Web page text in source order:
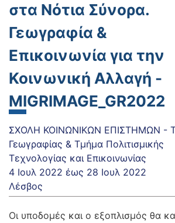
στα Νότια Σύνορα.
Γεωγραφία &
Επικοινωνία για την
Κοινωνική Αλλαγή -
MIGRIMAGE_GR2022
ΣΧΟΛΗ ΚΟΙΝΩΝΙΚΩΝ ΕΠΙΣΤΗΜΩΝ -
Γεωγραφίας & Τμήμα Πολιτισμικής
Τεχνολογίας και Επικοινωνίας
4 Ιουλ 2022 έως 28 Ιουλ 2022
Λέσβος
Οι υποδομές και ο εξοπλισμός θα